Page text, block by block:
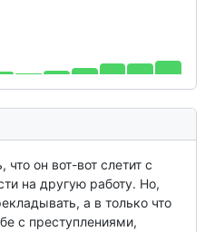
он вот-вот слетит с
на другую работу. Но,
а в только что
с преступлениями,